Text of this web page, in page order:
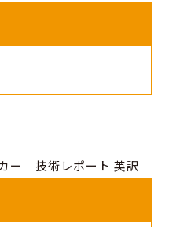
ー 技術レポート 英訳